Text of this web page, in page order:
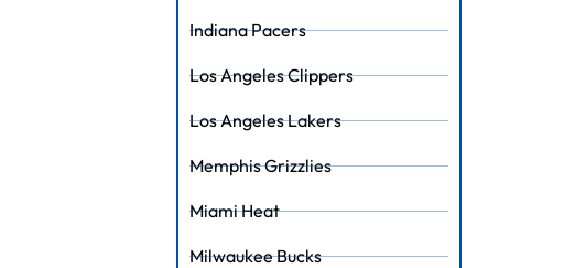
Indiana Pacers
Los Angeles Clippers
Los Angeles Lakers
Memphis Grizzlies
Miami Heat
Milwaukee Bucks